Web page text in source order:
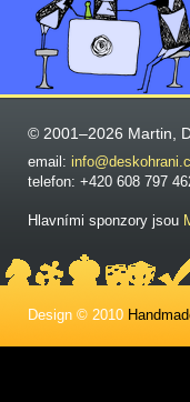
© 2001–2026 Martin,
email:
telefon: +420 608 797
Hlavními sponzory jsou
Design © 2010